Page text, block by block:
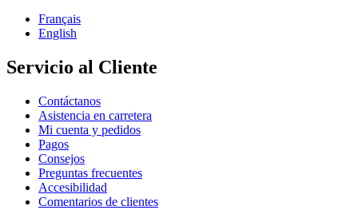
Français
English
Servicio al Cliente
Contáctanos
Asistencia en carretera
Mi cuenta y pedidos
Pagos
Consejos
Preguntas frecuentes
Accesibilidad
Comentarios de clientes